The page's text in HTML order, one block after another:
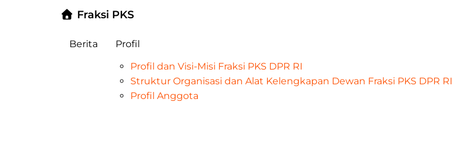
Fraksi PKS
Berita
Profil
Profil dan Visi-Misi Fraksi PKS DPR RI
Struktur Organisasi dan Alat Kelengkapan Dewan Fraksi PKS DPR RI
Profil Anggota